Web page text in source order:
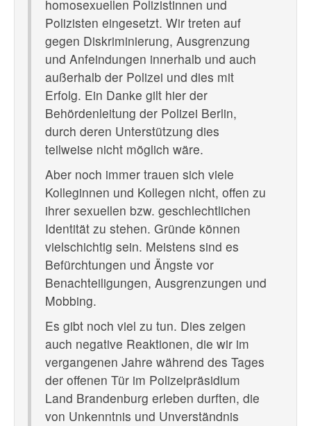
homosexuellen Polizistinnen und
Polizisten eingesetzt. Wir treten auf
gegen Diskriminierung, Ausgrenzung
und Anfeindungen innerhalb und auch
außerhalb der Polizei und dies mit
Erfolg. Ein Danke gilt hier der
Behördenleitung der Polizei Berlin,
durch deren Unterstützung dies
teilweise nicht möglich wäre.
Aber noch immer trauen sich viele
Kolleginnen und Kollegen nicht, offen zu
ihrer sexuellen bzw. geschlechtlichen
Identität zu stehen. Gründe können
vielschichtig sein. Meistens sind es
Befürchtungen und Ängste vor
Benachteiligungen, Ausgrenzungen und
Mobbing.
Es gibt noch viel zu tun. Dies zeigen
auch negative Reaktionen, die wir im
vergangenen Jahre während des Tages
der offenen Tür im Polizeipräsidium
Land Brandenburg erleben durften, die
von Unkenntnis und Unverständnis